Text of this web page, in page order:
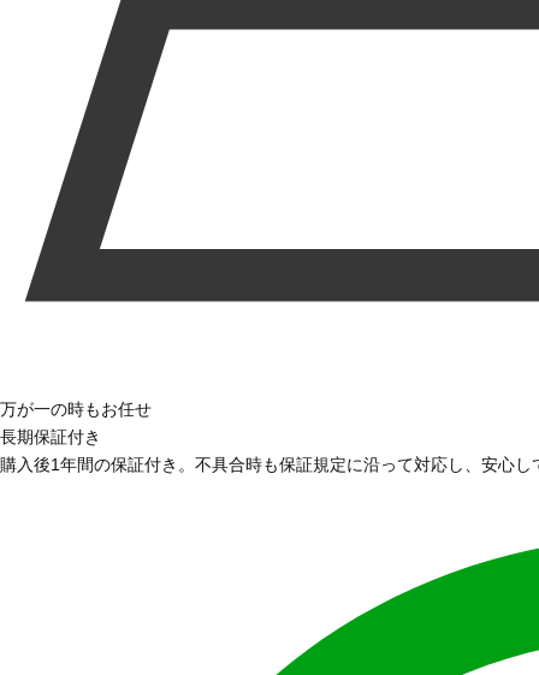
万が一の時もお任せ
長期保証付き
購入後1年間の保証付き。不具合時も保証規定に沿って対応し、安心